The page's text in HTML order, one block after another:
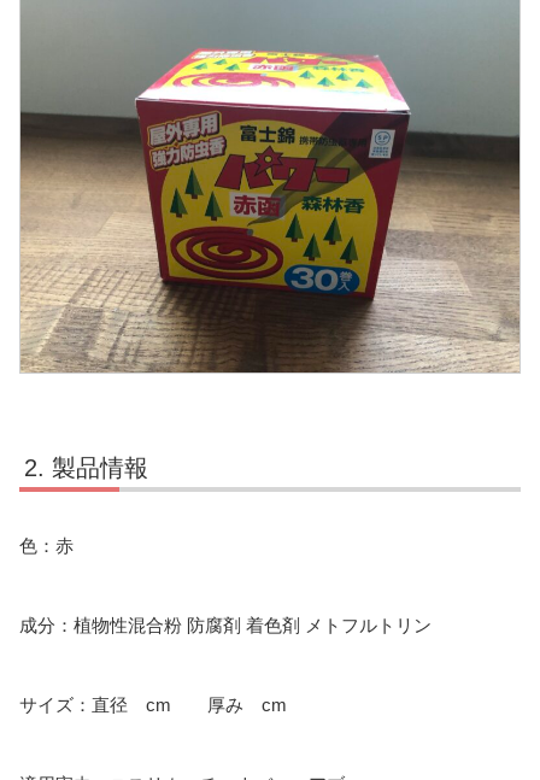
製品情報
色：赤
成分：‎植物性混合粉 防腐剤 着色剤 メトフルトリン
サイズ：直径 cm 厚み cm